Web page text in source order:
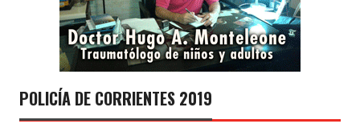
POLICÍA DE CORRIENTES 2019